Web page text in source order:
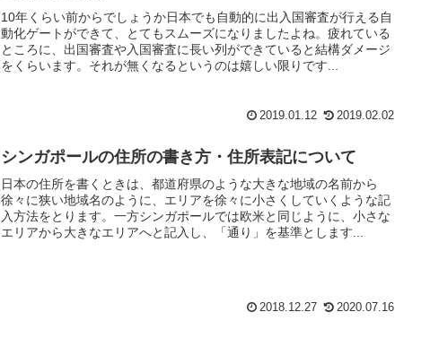
10年くらい前からでしょうか日本でも自動的に出入国審査が行える自
動化ゲートができて、とてもスムーズになりましたよね。疲れている
ところに、出国審査や入国審査に長い列ができていると結構ダメージ
をくらいます。それが無くなるというのは嬉しい限りです...
2019.01.12 2019.02.02
シンガポールの住所の書き方・住所表記について
日本の住所を書くときは、都道府県のような大きな地域の名前から
徐々に狭い地域名のように、エリアを徐々に小さくしていくような記
入方法をとります。一方シンガポールでは欧米と同じように、小さな
エリアから大きなエリアへと記入し、「通り」を基準とします...
2018.12.27 2020.07.16